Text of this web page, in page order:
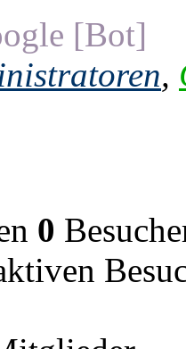
[Bot]
,
0